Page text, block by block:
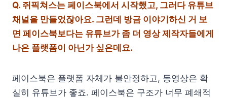
Q. 쥐픽쳐스는 페이스북에서 시작했고, 그러다 유튜브
채널을 만들었잖아요. 그런데 방금 이야기하신 거 보
면 페이스북보다는 유튜브가 좀 더 영상 제작자들에게
나은 플랫폼이 아닌가 싶은데요.
페이스북은 플랫폼 자체가 불안정하고, 동영상은 확
실히 유튜브가 좋죠. 페이스북은 구조가 너무 폐쇄적